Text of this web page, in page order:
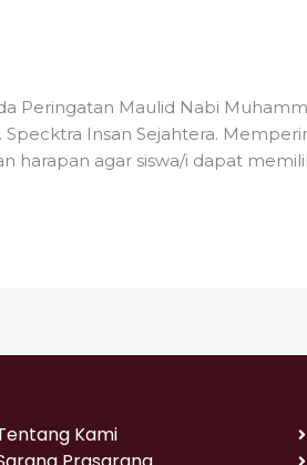
Peringatan Maulid Nabi
Insan Sejahtera.
harapan agar siswa/i dapat
Kami